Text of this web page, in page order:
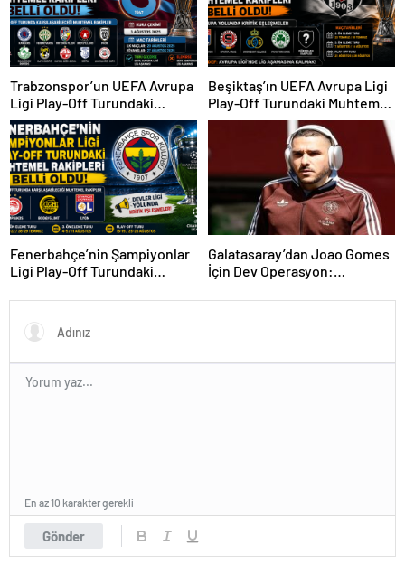
Trabzonspor’un UEFA Avrupa
Ligi Play-Off Turundaki
Muhtemel Rakipleri Belli
Oldu!
Beşiktaş’ın UEFA Avrupa Ligi
Play-Off Turundaki Muhtemel
Rakipleri Belli Oldu! Avrupa
Yolunda Kritik Eşleşmeler
Fenerbahçe’nin Şampiyonlar
Ligi Play-Off Turundaki
Oldu!
Galatasaray’dan Joao Gomes
İçin Dev Operasyon:
Gündemde
Gönder
En az 10 karakter gerekli